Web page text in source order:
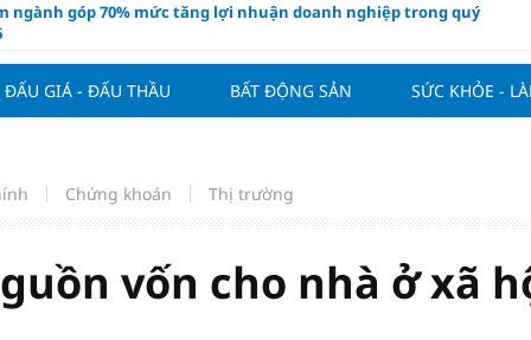
ngành góp 70% mức tăng lợi nhuận doanh nghiệp trong quý
nghiệp kiến nghị gì trong dự thảo Luật Kinh doanh bất động sản
chính thức đàm phán mua Joao Palhinha từ Bayern Munich
công bố và chính thức mở màn Vòng sơ khảo Miss Galaxy Việt
Đỉnh cao nhan sắc trong kỷ nguyên số
giá quyền sử dụng đất và khách sạn tại tại số 8 - 10 Chu Văn An
dư địa phát triển mới
ĐẤU GIÁ - ĐẤU THẦU BẤT ĐỘNG SẢN SỨC KHỎE -
Chứng khoán Thị trường
vốn cho nhà ở xã